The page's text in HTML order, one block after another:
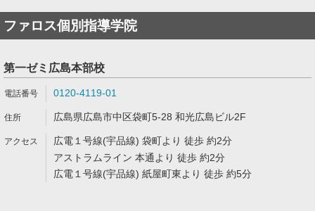
ファロス個別指導学院
第一ゼミ広島本部校
0120-4119-01
広島県広島市中区袋町5-28 和光広島ビル2F
広電１号線(宇品線) 袋町より 徒歩 約2分
アストラムライン 本通より 徒歩 約2分
広電１号線(宇品線) 紙屋町東より 徒歩 約5分